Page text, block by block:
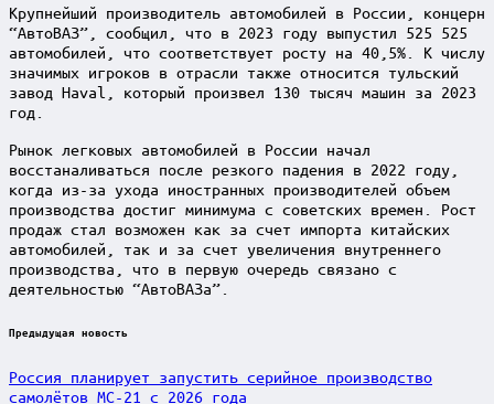
Крупнейший производитель автомобилей в России, концерн
“АвтоВАЗ”, сообщил, что в 2023 году выпустил 525 525
автомобилей, что соответствует росту на 40,5%. К числу
значимых игроков в отрасли также относится тульский
завод Haval, который произвел 130 тысяч машин за 2023
год.
Рынок легковых автомобилей в России начал
восстаналиваться после резкого падения в 2022 году,
когда из-за ухода иностранных производителей объем
производства достиг минимума с советских времен. Рост
продаж стал возможен как за счет импорта китайских
автомобилей, так и за счет увеличения внутреннего
производства, что в первую очередь связано с
деятельностью “АвтоВАЗа”.
Post
Предыдущая новость
Россия планирует запустить серийное производство
самолётов МС-21 с 2026 года